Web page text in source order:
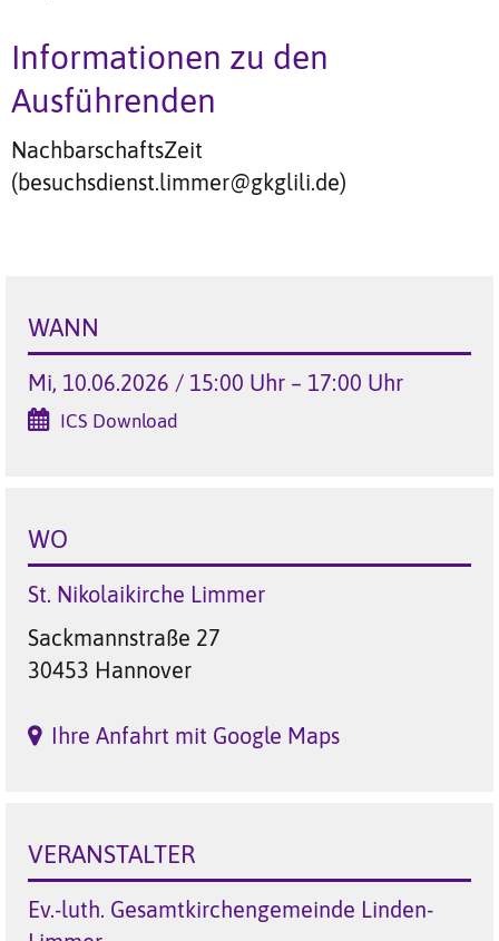
Informationen zu den
Ausführenden
NachbarschaftsZeit
(besuchsdienst.limmer@gkglili.de)
WANN
Mi, 10.06.2026 / 15:00 Uhr – 17:00 Uhr
ICS Download
WO
St. Nikolaikirche Limmer
Sackmannstraße 27
30453 Hannover
Ihre Anfahrt mit Google Maps
VERANSTALTER
Ev.-luth. Gesamtkirchengemeinde Linden-